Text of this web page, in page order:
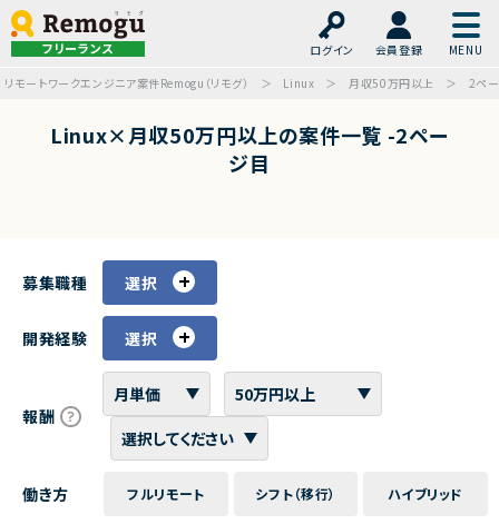
フリーランス ログイン
会員登録
リモートワークエンジニア案件Remogu（リモグ）
Linux 月収50万円以上 2ペ
Linux×月収50万円以上の案件一覧 -2ペー
ジ目
募集職種 選択
開発経験 選択
報酬
働き方 フルリモート シフト（移行） ハイブリッド